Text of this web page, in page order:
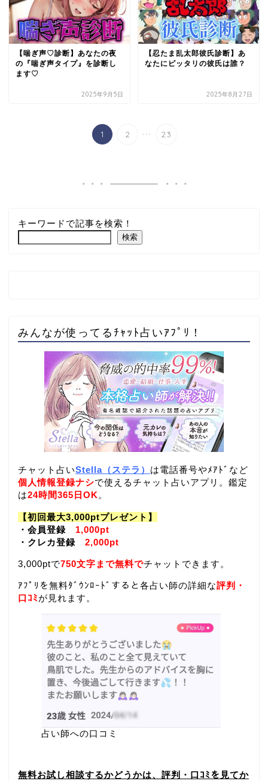
【喘ぎ声♡診断】あなたの夜
の『喘ぎ声タイプ』を診断し
ます♡
2025年9月5日
【忍たま乱太郎彼氏診断】あ
なたにピッタリの彼氏は誰？
2025年8月27日
1 2 ... 23
キーワードで記事を検索！
検索
みんなが使ってるﾁｬｯﾄ占いｱﾌﾟﾘ！
チャット占いStella（ステラ） は電話番号やﾒｱﾄﾞなど
個人情報登録ナシで使えるチャット占いアプリ。鑑定
は24時間365日OK。
【初回最大3,000ptプレゼント】
・会員登録 1,000pt
・クレカ登録 2,000pt
3,000ptで750文字まで無料でチャットできます。
ｱﾌﾟﾘを無料ﾀﾞｳﾝﾛｰﾄﾞすると各占い師の詳細な評判・
口ｺﾐが見れます。
占い師への口コミ
無料お試し相談するかどうかは、評判・口ｺﾐを見てか